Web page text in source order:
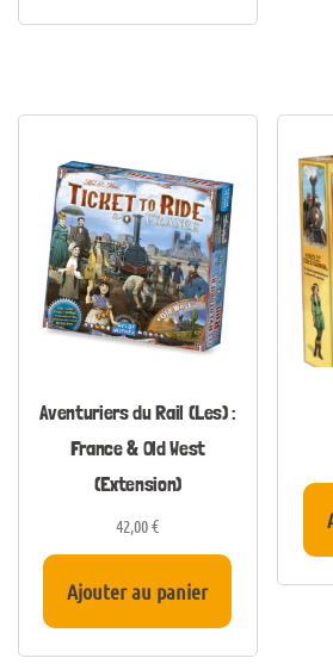
Aventuriers du Rail (Les) :
France & Old West
(Extension)
42,00€
Ajouter au panier